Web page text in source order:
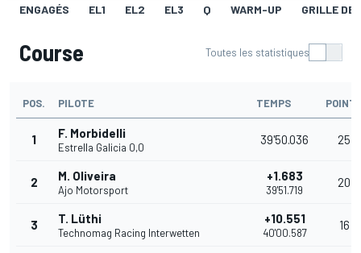
ENGAGÉS EL1 EL2 EL3 Q WARM-UP GRILLE DE
Course Toutes les statistiques
POS. PILOTE TEMPS
1 F. Morbidelli
Estrella Galicia 0,0
39'50.036 25
2 M. Oliveira
Ajo Motorsport
+1.683
39'51.719
20
3 T. Lüthi
Technomag Racing Interwetten
+10.551
40'00.587
16